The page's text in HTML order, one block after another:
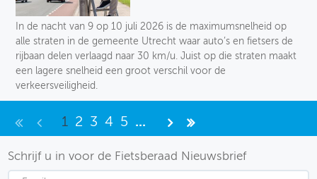
Schrijf u in voor de Fietsberaad Nieuwsbrief
In de nacht van 9 op 10 juli 2026 is de maximumsnelheid op
alle straten in de gemeente Utrecht waar auto’s en fietsers de
rijbaan delen verlaagd naar 30 km/u. Juist op die straten maakt
een lagere snelheid een groot verschil voor de
verkeersveiligheid.
1 2 3 4 5 ...